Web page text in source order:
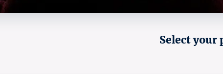
Select your